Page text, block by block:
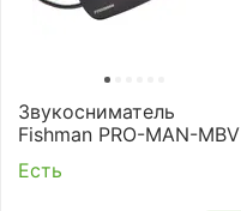
Звукосниматель
Fishman PRO-MAN-MBV
Есть